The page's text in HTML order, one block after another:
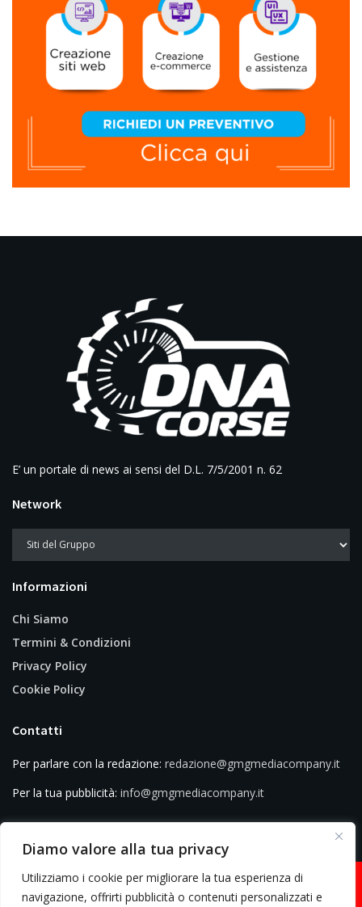
Diamo valore alla tua privacy
Utilizziamo i cookie per migliorare la tua esperienza di
navigazione, offrirti pubblicità o contenuti personalizzati e
E’ un portale di news ai sensi del D.L. 7/5/2001 n. 62
Network
Informazioni
Chi Siamo
Termini & Condizioni
Privacy Policy
Cookie Policy
Contatti
Per parlare con la redazione: redazione@gmgmediacompany.it
Per la tua pubblicità: info@gmgmediacompany.it